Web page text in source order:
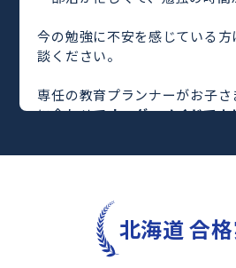
今の勉強に不安を感じている
談ください。
専任の教育プランナーがお子
に合わせてオーダーメイドで
完全マンツーマンで自分に合
さらに、単元別の学習の理解
や授業内容や授業以外の
「DAILY TRY」
など、豊富な
北海道 合